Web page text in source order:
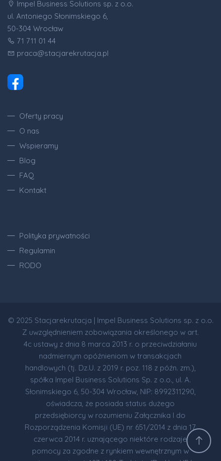
Impel Business Solutions sp. z o.o.
ul. Antoniego Słonimskiego 6,
50-304 Wrocław
71 711 01 44
praca@stacjarekrutacja.pl
Oferty pracy
O nas
Wspieramy
Blog
FAQ
Kontakt
Polityka prywatności
Regulamin
RODO
© 2025 Stacjarekrutacja | Impel Business Solutions sp. z o.o.
Z uwzględnieniem zobowiązania określonego w art.
4c ustawy z dnia 8 marca 2013 r. o przeciwdziałaniu
nadmiernym opóźnieniom w transakcjach
handlowych (tj. Dz.U. z 2019 r. poz. 118 z późn. zm.),
spółka Impel Business Solutions Sp. z o.o., ul. A.
Słonimskiego 6, 50-304 Wrocław, NIP: 8992311290,
oświadcza, że posiada status dużego
przedsiębiorcy w rozumieniu Załącznika I do
Rozporządzenia Komisji (UE) nr 651/2014 z dnia 17
czerwca 2014 r. uznającego niektóre rodzaje
pomocy za zgodne z rynkiem wewnętrznym w